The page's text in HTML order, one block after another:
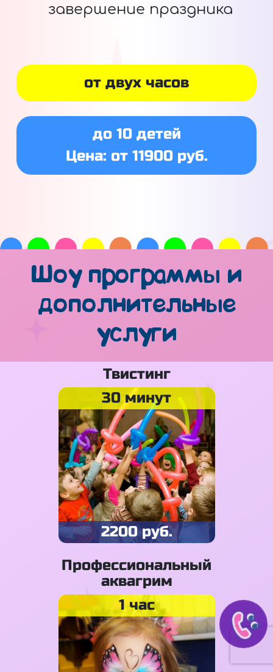
завершение праздника
от двух часов
до 10 детей
Цена: от 11900 руб.
Шоу программы и
дополнительные
услуги
Твистинг
30 минут
2200 руб.
Профессиональный
аквагрим
1 час